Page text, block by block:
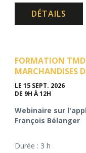
DÉTAILS
FORMATION TMD
MARCHANDISES
LE 15 SEPT. 2026
DE 9H À 12H
Webinaire sur
François Bélanger
Durée : 3 h